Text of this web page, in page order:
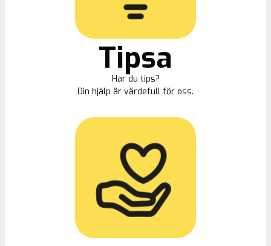
Tipsa
Har du tips?
Din hjälp är värdefull för oss.